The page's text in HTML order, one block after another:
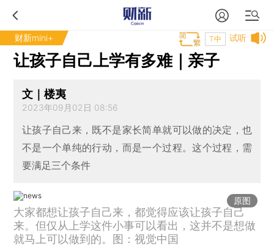
财新mini+ 试听
T中
让孩子自己上学有多难｜亲子
文｜楼夷
2023年09月02日 08:56
让孩子自己来，既不是家长简单就可以做的决定，也
不是一个单纯的行动，而是一个过程。这个过程，需
要满足三个条件
原图
大家都想让孩子自己来，都觉得应该让孩子自己
来。但仅从上学这件小事可以看出，这并不是想做
就马上可以做到的。图：视觉中国